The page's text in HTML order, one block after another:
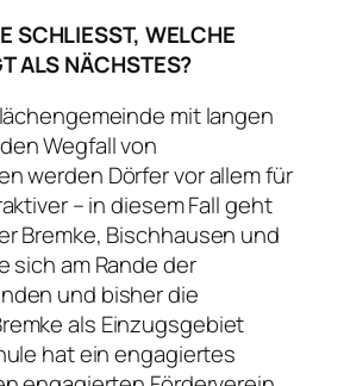
SCHLIESST, WELCHE
ALS NÄCHSTES?
mit langen
Wegfall von
werden Dörfer vor allem für
– in diesem Fall geht
Bremke, Bischhausen und
sich am Rande der
und bisher die
als Einzugsgebiet
hat ein engagiertes